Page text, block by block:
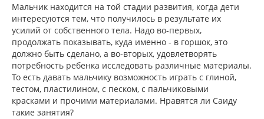
Мальчик находится на той стадии развития, когда дети
интересуются тем, что получилось в результате их
усилий от собственного тела. Надо во-первых,
продолжать показывать, куда именно - в горшок, это
должно быть сделано, а во-вторых, удовлетворять
потребность ребенка исследовать различные материалы.
То есть давать мальчику возможность играть с глиной,
тестом, пластилином, с песком, с пальчиковыми
красками и прочими материалами. Нравятся ли Саиду
такие занятия?